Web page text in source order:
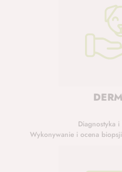
Diagnostyka
Wykonywanie i ocena